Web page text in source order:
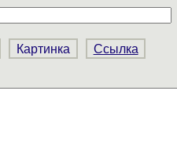
Картинка Ссылка